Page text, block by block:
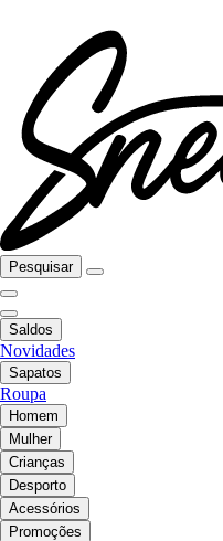
Pesquisar
Saldos
Novidades
Sapatos
Roupa
Homem
Mulher
Crianças
Desporto
Acessórios
Promoções